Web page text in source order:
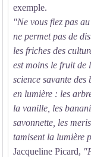
exemple.
"Ne vous fiez pas
ne permet pas de
les friches des
est moins le fruit de
science savante des
en lumière : les
la vanille, les
savonnette, les
tamisent la lumière
Jacqueline Picard,